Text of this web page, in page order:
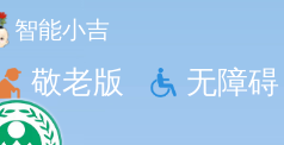
智能小吉
敬老版 无障碍